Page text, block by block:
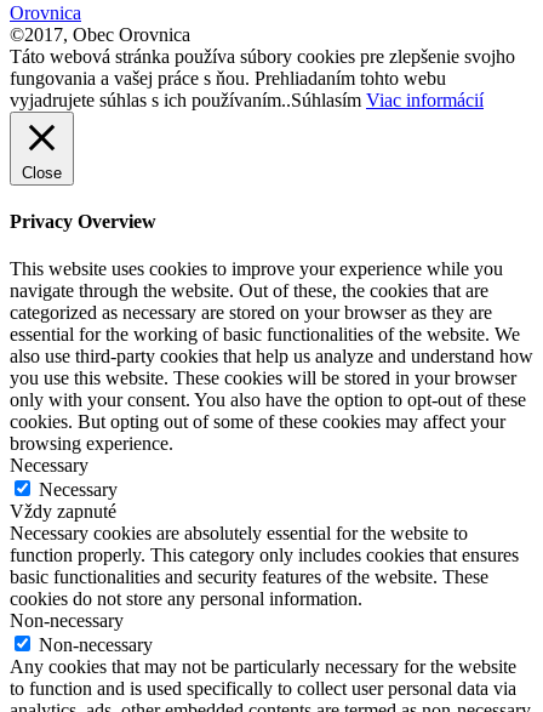
Orovnica
©2017, Obec Orovnica
Táto webová stránka používa súbory cookies pre zlepšenie svojho
fungovania a vašej práce s ňou. Prehliadaním tohto webu
vyjadrujete súhlas s ich používaním..Súhlasím Viac informácií
Close
Privacy Overview
This website uses cookies to improve your experience while you
navigate through the website. Out of these, the cookies that are
categorized as necessary are stored on your browser as they are
essential for the working of basic functionalities of the website. We
also use third-party cookies that help us analyze and understand how
you use this website. These cookies will be stored in your browser
only with your consent. You also have the option to opt-out of these
cookies. But opting out of some of these cookies may affect your
browsing experience.
Necessary
Necessary
Vždy zapnuté
Necessary cookies are absolutely essential for the website to
function properly. This category only includes cookies that ensures
basic functionalities and security features of the website. These
cookies do not store any personal information.
Non-necessary
Non-necessary
Any cookies that may not be particularly necessary for the website
to function and is used specifically to collect user personal data via